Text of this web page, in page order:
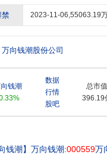
,为新能源汽车和智能汽车提供
被认定为驰名商标;2007年万向
”的使命,坚定全球化发展战略,持
禁 2023-11-06,55063.19
万向钱潮股份公司
钱潮
数据
行情
股吧
总市值
396.19
钱潮】 万向钱潮:000559万